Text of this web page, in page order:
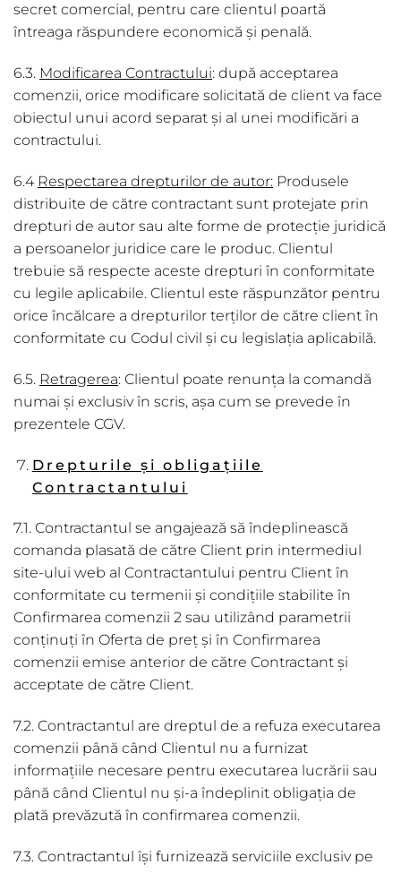
secret comercial, pentru care clientul poartă
întreaga răspundere economică și penală.
6.3. Modificarea Contractului: după acceptarea
comenzii, orice modificare solicitată de client va face
obiectul unui acord separat și al unei modificări a
contractului.
6.4 Respectarea drepturilor de autor: Produsele
distribuite de către contractant sunt protejate prin
drepturi de autor sau alte forme de protecție juridică
a persoanelor juridice care le produc. Clientul
trebuie să respecte aceste drepturi în conformitate
cu legile aplicabile. Clientul este răspunzător pentru
orice încălcare a drepturilor terților de către client în
conformitate cu Codul civil și cu legislația aplicabilă.
6.5. Retragerea: Clientul poate renunța la comandă
numai și exclusiv în scris, așa cum se prevede în
prezentele CGV.
Drepturile și obligațiile
Contractantului
7.1. Contractantul se angajează să îndeplinească
comanda plasată de către Client prin intermediul
site-ului web al Contractantului pentru Client în
conformitate cu termenii și condițiile stabilite în
Confirmarea comenzii 2 sau utilizând parametrii
conținuți în Oferta de preț și în Confirmarea
comenzii emise anterior de către Contractant și
acceptate de către Client.
7.2. Contractantul are dreptul de a refuza executarea
comenzii până când Clientul nu a furnizat
informațiile necesare pentru executarea lucrării sau
până când Clientul nu și-a îndeplinit obligația de
plată prevăzută în confirmarea comenzii.
7.3. Contractantul își furnizează serviciile exclusiv pe